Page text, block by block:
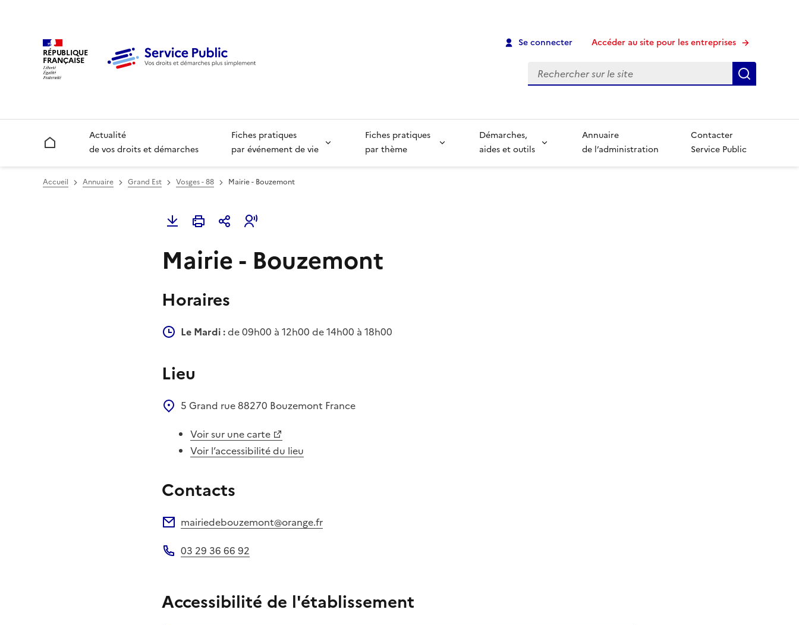
RÉPUBLIQUE
FRANÇAISE
Se connecter Accéder au site pour les entreprises
Recherche
Accueil
Actualité
de vos droits et démarches
Fiches pratiques
par événement de vie
Fiches pratiques
par thème
Démarches,
aides et outils
Annuaire
de l’administration
Contacter
Service Public
Accueil Annuaire Grand Est Vosges - 88 Mairie - Bouzemont
Mairie - Bouzemont
Horaires
Le Mardi :de 09h00 à 12h00 de 14h00 à 18h00
Lieu
5 Grand rue88270 Bouzemont France
Voir sur une carte
Voir l’accessibilité du lieu
Contacts
mairiedebouzemont@orange.fr
03 29 36 66 92
Accessibilité de l'établissement